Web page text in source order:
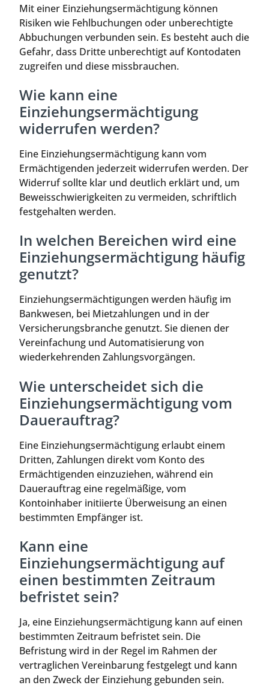
Mit einer Einziehungsermächtigung können
Risiken wie Fehlbuchungen oder unberechtigte
Abbuchungen verbunden sein. Es besteht auch die
Gefahr, dass Dritte unberechtigt auf Kontodaten
zugreifen und diese missbrauchen.
Wie kann eine
Einziehungsermächtigung
widerrufen werden?
Eine Einziehungsermächtigung kann vom
Ermächtigenden jederzeit widerrufen werden. Der
Widerruf sollte klar und deutlich erklärt und, um
Beweisschwierigkeiten zu vermeiden, schriftlich
festgehalten werden.
In welchen Bereichen wird eine
Einziehungsermächtigung häufig
genutzt?
Einziehungsermächtigungen werden häufig im
Bankwesen, bei Mietzahlungen und in der
Versicherungsbranche genutzt. Sie dienen der
Vereinfachung und Automatisierung von
wiederkehrenden Zahlungsvorgängen.
Wie unterscheidet sich die
Einziehungsermächtigung vom
Dauerauftrag?
Eine Einziehungsermächtigung erlaubt einem
Dritten, Zahlungen direkt vom Konto des
Ermächtigenden einzuziehen, während ein
Dauerauftrag eine regelmäßige, vom
Kontoinhaber initiierte Überweisung an einen
bestimmten Empfänger ist.
Kann eine
Einziehungsermächtigung auf
einen bestimmten Zeitraum
befristet sein?
Ja, eine Einziehungsermächtigung kann auf einen
bestimmten Zeitraum befristet sein. Die
Befristung wird in der Regel im Rahmen der
vertraglichen Vereinbarung festgelegt und kann
an den Zweck der Einziehung gebunden sein.